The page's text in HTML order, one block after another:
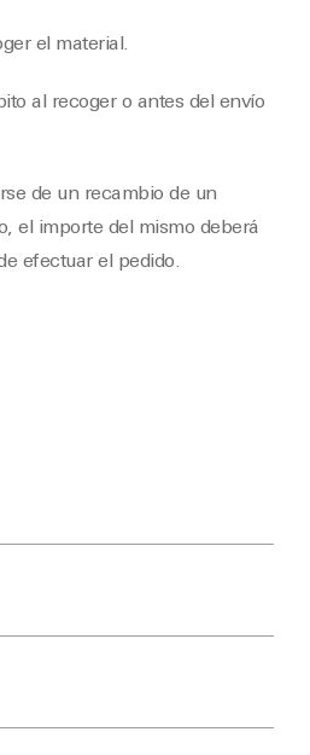
el material.
al recoger o antes del envío
de un recambio de un
el importe del mismo deberá
efectuar el pedido.